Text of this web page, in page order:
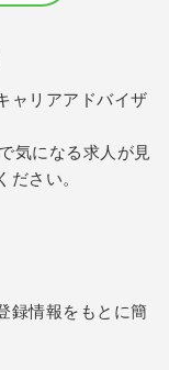
ャリアアドバイザ
気になる求人が見
さい。
録情報をもとに簡